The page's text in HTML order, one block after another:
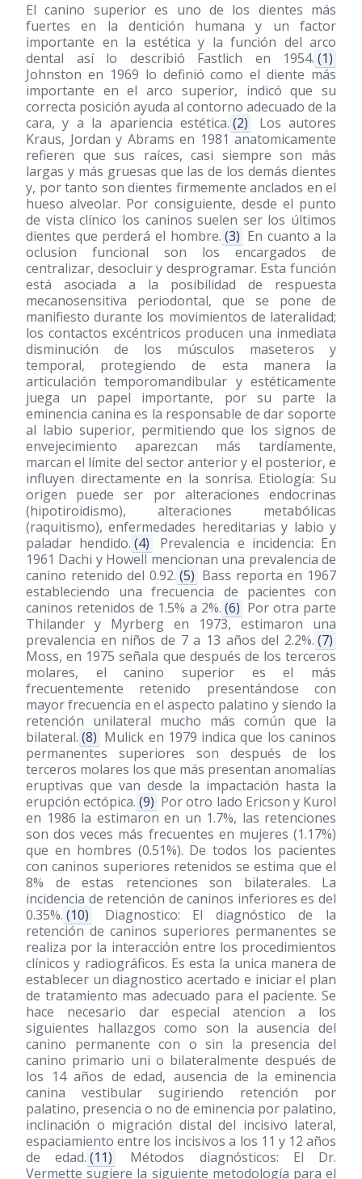
El canino superior es uno de los dientes más
fuertes en la dentición humana y un factor
importante en la estética y la función del arco
dental así lo describió Fastlich en 1954. (1)
Johnston en 1969 lo definió como el diente más
importante en el arco superior, indicó que su
correcta posición ayuda al contorno adecuado de la
cara, y a la apariencia estética. (2)
Los autores
Kraus, Jordan y Abrams en 1981 anatomicamente
refieren que sus raíces, casi siempre son más
largas y más gruesas que las de los demás dientes
y, por tanto son dientes firmemente anclados en el
hueso alveolar. Por consiguiente, desde el punto
de vista clínico los caninos suelen ser los últimos
dientes que perderá el hombre. (3) En cuanto a la
oclusion funcional son los encargados de
centralizar, desocluir y desprogramar. Esta función
está asociada a la posibilidad de respuesta
mecanosensitiva periodontal, que se pone de
manifiesto durante los movimientos de lateralidad;
los contactos excéntricos producen una inmediata
disminución de los músculos maseteros y
temporal, protegiendo de esta manera la
articulación temporomandibular y estéticamente
juega un papel importante, por su parte la
eminencia canina es la responsable de dar soporte
al labio superior, permitiendo que los signos de
envejecimiento aparezcan más tardíamente,
marcan el límite del sector anterior y el posterior, e
influyen directamente en la sonrisa. Etiología: Su
origen puede ser por alteraciones endocrinas
(hipotiroidismo), alteraciones metabólicas
(raquitismo), enfermedades hereditarias y labio y
paladar hendido. (4)
Prevalencia e incidencia: En
1961 Dachi y Howell mencionan una prevalencia de
canino retenido del 0.92. (5) Bass reporta en 1967
estableciendo una frecuencia de pacientes con
caninos retenidos de 1.5% a 2%. (6) Por otra parte
Thilander y Myrberg en 1973, estimaron una
prevalencia en niños de 7 a 13 años del 2.2%. (7)
Moss, en 1975 señala que después de los terceros
molares, el canino superior es el más
frecuentemente retenido presentándose con
mayor frecuencia en el aspecto palatino y siendo la
retención unilateral mucho más común que la
bilateral. (8) Mulick en 1979 indica que los caninos
permanentes superiores son después de los
terceros molares los que más presentan anomalías
eruptivas que van desde la impactación hasta la
erupción ectópica. (9) Por otro lado Ericson y Kurol
en 1986 la estimaron en un 1.7%, las retenciones
son dos veces más frecuentes en mujeres (1.17%)
que en hombres (0.51%). De todos los pacientes
con caninos superiores retenidos se estima que el
8% de estas retenciones son bilaterales. La
incidencia de retención de caninos inferiores es del
0.35%. (10)
Diagnostico: El diagnóstico de la
retención de caninos superiores permanentes se
realiza por la interacción entre los procedimientos
clínicos y radiográficos. Es esta la unica manera de
establecer un diagnostico acertado e iniciar el plan
de tratamiento mas adecuado para el paciente. Se
hace necesario dar especial atencion a los
siguientes hallazgos como son la ausencia del
canino permanente con o sin la presencia del
canino primario uni o bilateralmente después de
los 14 años de edad, ausencia de la eminencia
canina vestibular sugiriendo retención por
palatino, presencia o no de eminencia por palatino,
inclinación o migración distal del incisivo lateral,
espaciamiento entre los incisivos a los 11 y 12 años
de edad. (11)
Métodos diagnósticos: El Dr.
Vermette sugiere la siguiente metodología para el